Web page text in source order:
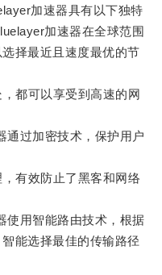
加速器具有以下独特
加速器在全球范围
择最近且速度最优的节
都可以享受到高速的网
过加密技术，保护用户
有效防止了黑客和网络
用智能路由技术，根据
能选择最佳的传输路径